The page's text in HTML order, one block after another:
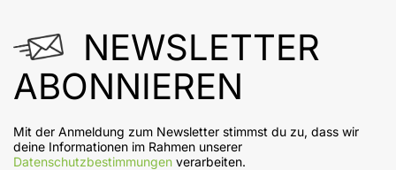
NEWSLETTER
ABONNIEREN
Mit der Anmeldung zum Newsletter stimmst du zu, dass wir
deine Informationen im Rahmen unserer
Datenschutzbestimmungen verarbeiten.